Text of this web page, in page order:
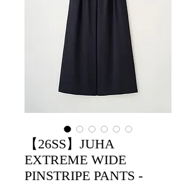
【26SS】JUHA
EXTREME WIDE
PINSTRIPE PANTS -